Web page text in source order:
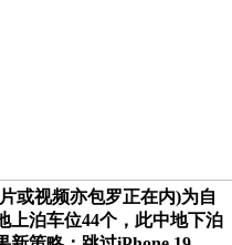
或视频亦包罗正在内)为自
上泊车位44个，此中地下泊